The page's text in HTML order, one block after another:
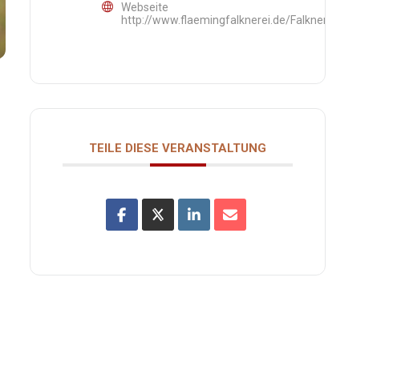
Webseite
http://www.flaemingfalknerei.de/Falknersheil
TEILE DIESE VERANSTALTUNG